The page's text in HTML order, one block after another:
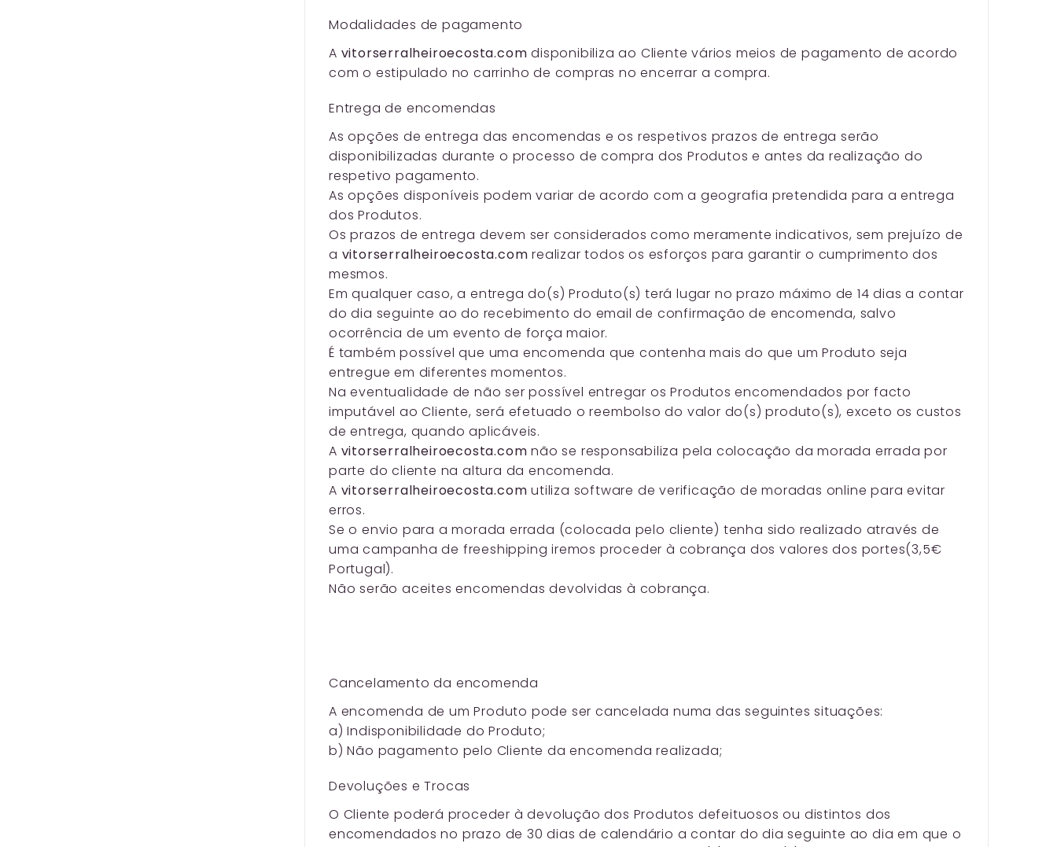
Modalidades de pagamento
A vitorserralheiroecosta.comdisponibiliza ao Cliente vários meios de pagamento de acordo
com o estipulado no carrinho de compras no encerrar a compra.
Entrega de encomendas
As opções de entrega das encomendas e os respetivos prazos de entrega serão
disponibilizadas durante o processo de compra dos Produtos e antes da realização do
respetivo pagamento.
As opções disponíveis podem variar de acordo com a geografia pretendida para a entrega
dos Produtos.
Os prazos de entrega devem ser considerados como meramente indicativos, sem prejuízo de
a vitorserralheiroecosta.comrealizar todos os esforços para garantir o cumprimento dos
mesmos.
Em qualquer caso, a entrega do(s) Produto(s) terá lugar no prazo máximo de 14 dias a contar
do dia seguinte ao do recebimento do email de confirmação de encomenda, salvo
ocorrência de um evento de força maior.
É também possível que uma encomenda que contenha mais do que um Produto seja
entregue em diferentes momentos.
Na eventualidade de não ser possível entregar os Produtos encomendados por facto
imputável ao Cliente, será efetuado o reembolso do valor do(s) produto(s), exceto os custos
de entrega, quando aplicáveis.
A vitorserralheiroecosta.comnão se responsabiliza pela colocação da morada errada por
parte do cliente na altura da encomenda.
A vitorserralheiroecosta.comutiliza software de verificação de moradas online para evitar
erros.
Se o envio para a morada errada (colocada pelo cliente) tenha sido realizado através de
uma campanha de freeshipping iremos proceder à cobrança dos valores dos portes(3,5€
Portugal).
Não serão aceites encomendas devolvidas à cobrança.
Cancelamento da encomenda
A encomenda de um Produto pode ser cancelada numa das seguintes situações:
a) Indisponibilidade do Produto;
b) Não pagamento pelo Cliente da encomenda realizada;
Devoluções e Trocas
O Cliente poderá proceder à devolução dos Produtos defeituosos ou distintos dos
encomendados no prazo de 30 dias de calendário a contar do dia seguinte ao dia em que o